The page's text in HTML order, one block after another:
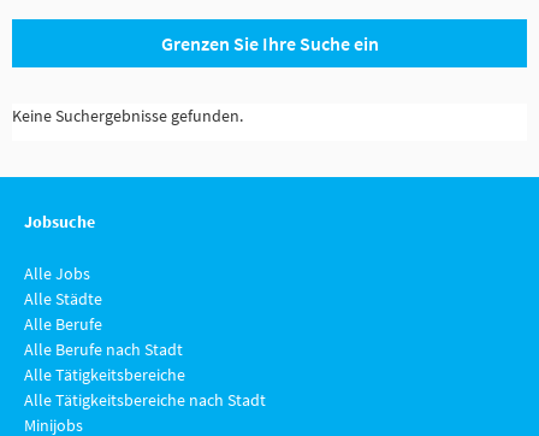
Grenzen Sie Ihre Suche ein
Keine Suchergebnisse gefunden.
Jobsuche
Alle Jobs
Alle Städte
Alle Berufe
Alle Berufe nach Stadt
Alle Tätigkeitsbereiche
Alle Tätigkeitsbereiche nach Stadt
Minijobs